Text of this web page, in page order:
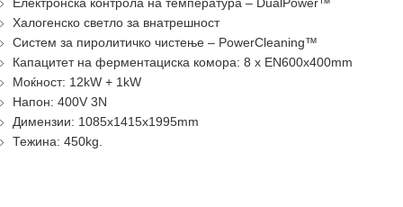
Халогенско светло за внатрешност
Систем за пиролитичко чистење – PowerCleaning™
Капацитет на ферментациска комора: 8 х EN600x400mm
Моќност: 12kW + 1kW
Напон: 400V 3N
Димензии: 1085x1415x1995mm
Тежина: 450kg.